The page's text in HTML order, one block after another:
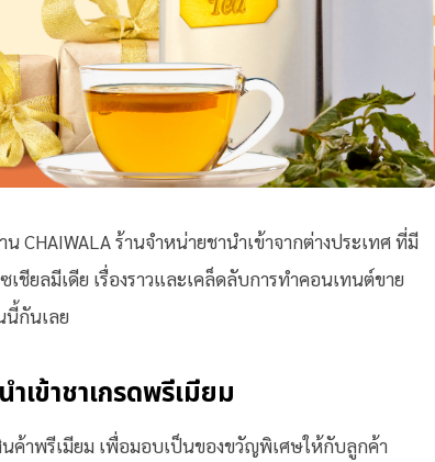
CHAIWALA ร้านจำหน่ายชานำเข้าจากต่างประเทศ ที่มี
ยลมีเดีย เรื่องราวและเคล็ดลับการทำคอนเทนต์ขาย
นี้กันเลย
เข้าชาเกรดพรีเมียม
นค้าพรีเมียม เพื่อมอบเป็นของขวัญพิเศษให้กับลูกค้า